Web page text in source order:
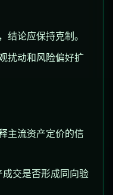
结论应保持克制。
扰动和风险偏好扩
主流资产定价的信
交是否形成同向验